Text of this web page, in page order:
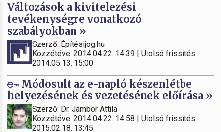
Változások a kivitelezési
tevékenységre vonatkozó
szabályokban »
Szerző: Építésijog.hu
Közzétéve: 2014.04.22. 14:39 | Utolsó frissítés:
2014.05.13. 15:00
Módosult az e-napló készenlétbe
helyezésének és vezetésének előírása »
Szerző: Dr. Jámbor Attila
Közzétéve: 2014.04.22. 14:58 | Utolsó frissítés:
2015.02.18. 13:45